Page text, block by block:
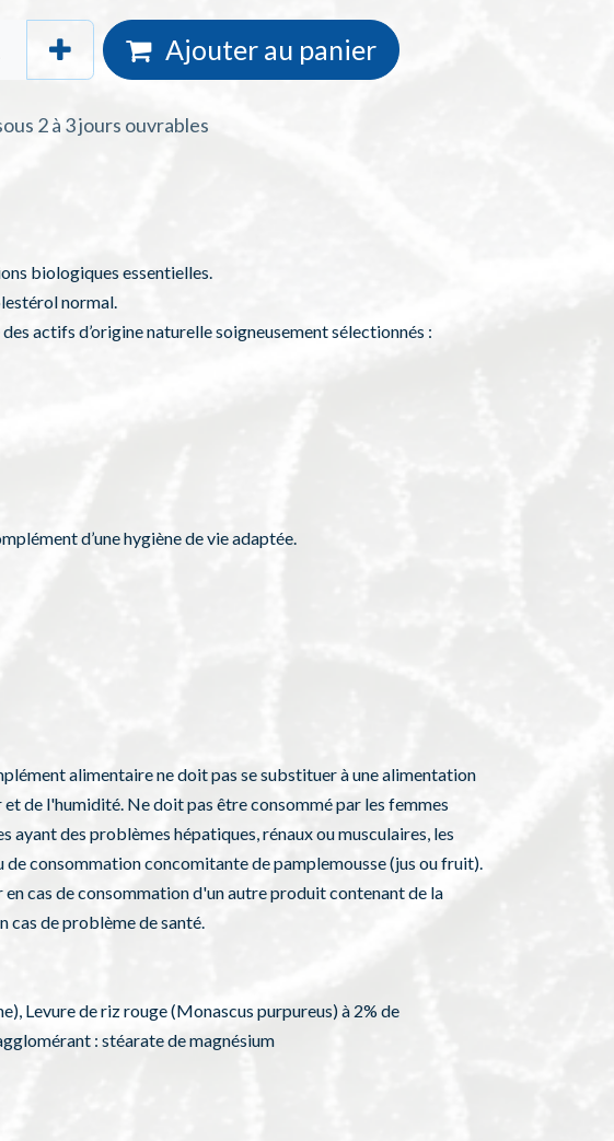
Ajouter au panier
2 à 3 jours ouvrables
biologiques essentielles.
normal.
actifs d’origine naturelle soigneusement sélectionnés :
d’une hygiène de vie adaptée.
alimentaire ne doit pas se substituer à une alimentation
de l'humidité. Ne doit pas être consommé par les femmes
ayant des problèmes hépatiques, rénaux ou musculaires, les
consommation concomitante de pamplemousse (jus ou fruit).
cas de consommation d'un autre produit contenant de la
cas de problème de santé.
Levure de riz rouge (Monascus purpureus) à 2% de
: stéarate de magnésium